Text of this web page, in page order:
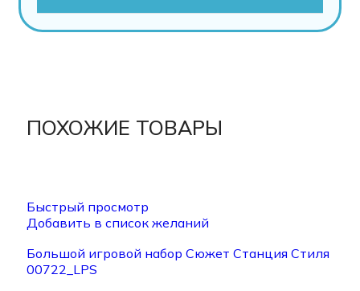
ПОХОЖИЕ ТОВАРЫ
Быстрый просмотр
Добавить в список желаний
Большой игровой набор Сюжет Станция Стиля
00722_LPS